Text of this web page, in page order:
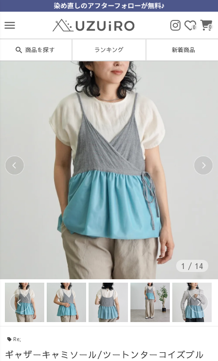
menu 0 0
search 商品を探す ランキング 新着商品
1 / 14
Re;
ギャザーキャミソール/ツートンターコイズブル